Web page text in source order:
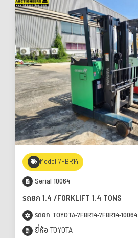
Model 7FBR14
Serial 10064
รถยก 1.4 /FORKLIFT 1.4 TONS
รถยก TOYOTA-7FBR14-7FBR14-10064
ยี่ห้อ TOYOTA